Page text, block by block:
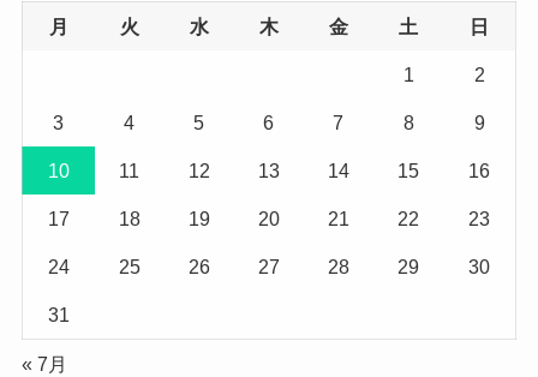
月 火 水 木 金 土 日
1 2
3 4 5 6 7 8 9
10 11 12 13 14 15 16
17 18 19 20 21 22 23
24 25 26 27 28 29 30
31
« 7月